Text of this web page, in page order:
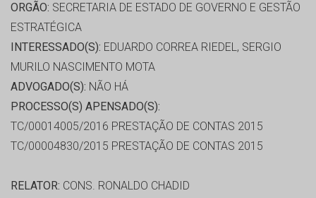
ORGÃO: SECRETARIA DE ESTADO DE GOVERNO E GESTÃO
ESTRATÉGICA
INTERESSADO(S): EDUARDO CORREA RIEDEL, SERGIO
MURILO NASCIMENTO MOTA
ADVOGADO(S): NÃO HÁ
PROCESSO(S) APENSADO(S):
TC/00014005/2016 PRESTAÇÃO DE CONTAS 2015
TC/00004830/2015 PRESTAÇÃO DE CONTAS 2015
RELATOR: CONS. RONALDO CHADID